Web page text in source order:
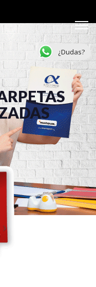
¿Dudas?